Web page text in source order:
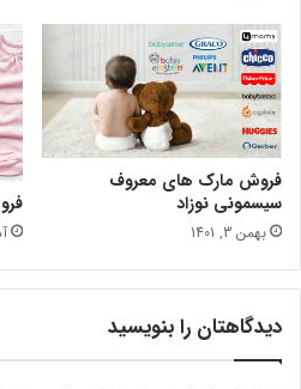
فروش مارک های معروف
سیسمونی نوزاد
بهمن 3, 1401
دیدگاهتان را بنویسید